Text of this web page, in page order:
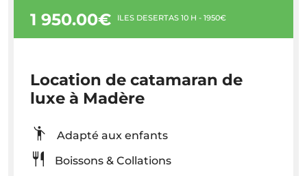
1 950.00€ ÎLES DESERTAS 10 H - 1950€
Location de catamaran de
luxe à Madère
Adapté aux enfants
Boissons & Collations